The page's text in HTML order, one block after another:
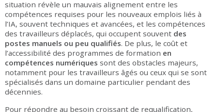
situation révèle un mauvais alignement entre les
compétences requises pour les nouveaux emplois liés à
l’IA, souvent techniques et avancées, et les compétences
des travailleurs déplacés, qui occupent souvent des
postes manuels ou peu qualifiés. De plus, le coût et
l’accessibilité des programmes de formation en
compétences numériques sont des obstacles majeurs,
notamment pour les travailleurs âgés ou ceux qui se sont
spécialisés dans un domaine particulier pendant des
décennies.
Pour répondre au besoin croissant de requalification,